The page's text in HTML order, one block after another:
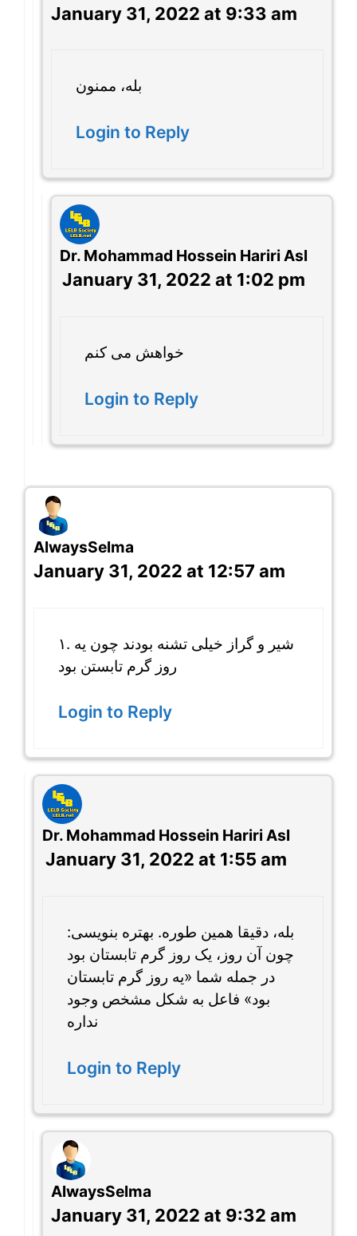
January 31, 2022 at 9:33 am
بله، ممنون
Login to Reply
Dr. Mohammad Hossein Hariri Asl
January 31, 2022 at 1:02 pm
خواهش می کنم
Login to Reply
AlwaysSelma
January 31, 2022 at 12:57 am
۱. شیر و گراز خیلی تشنه بودند چون یه
روز گرم تابستن بود
Login to Reply
Dr. Mohammad Hossein Hariri Asl
January 31, 2022 at 1:55 am
بله، دقیقا همین طوره. بهتره بنویسی:
چون آن روز، یک روز گرم تابستان بود
در جمله شما «یه روز گرم تابستان
بود» فاعل به شکل مشخص وجود
نداره
Login to Reply
AlwaysSelma
January 31, 2022 at 9:32 am